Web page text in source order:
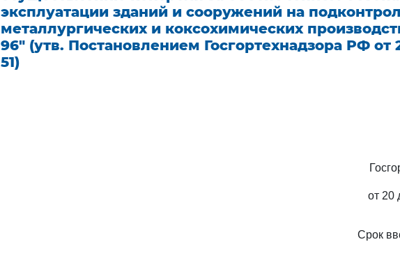
эксплуатации зданий и сооружений на
металлургических и коксохимических
96" (утв. Постановлением Госгортехнадзора РФ от
51)
от 20
Срок